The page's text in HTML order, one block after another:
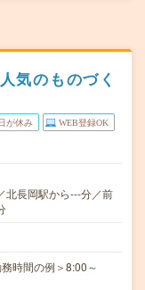
気のものづく
が休み WEB登録OK
北長岡駅から---分／前
時間の例＞8:00～